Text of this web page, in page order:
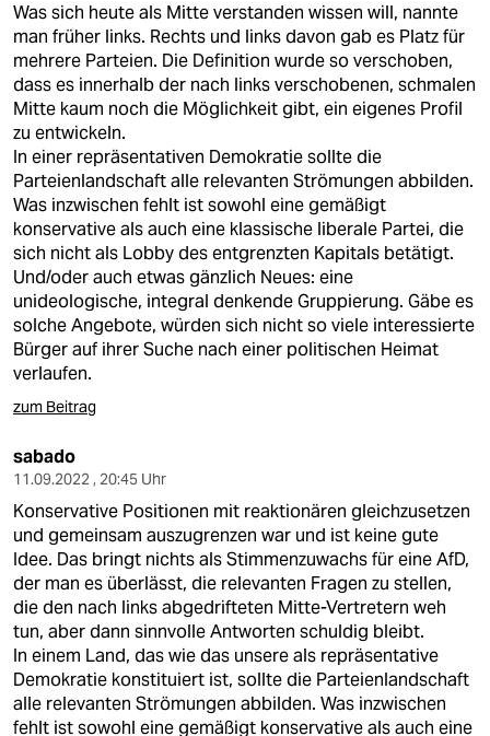
Was sich heute als Mitte verstanden wissen will, nannte
man früher links. Rechts und links davon gab es Platz für
mehrere Parteien. Die Definition wurde so verschoben,
dass es innerhalb der nach links verschobenen, schmalen
Mitte kaum noch die Möglichkeit gibt, ein eigenes Profil
zu entwickeln.
In einer repräsentativen Demokratie sollte die
Parteienlandschaft alle relevanten Strömungen abbilden.
Was inzwischen fehlt ist sowohl eine gemäßigt
konservative als auch eine klassische liberale Partei, die
sich nicht als Lobby des entgrenzten Kapitals betätigt.
Und/oder auch etwas gänzlich Neues: eine
unideologische, integral denkende Gruppierung. Gäbe es
solche Angebote, würden sich nicht so viele interessierte
Bürger auf ihrer Suche nach einer politischen Heimat
verlaufen.
zum Beitrag
sabado
11.09.2022 , 20:45 Uhr
Konservative Positionen mit reaktionären gleichzusetzen
und gemeinsam auszugrenzen war und ist keine gute
Idee. Das bringt nichts als Stimmenzuwachs für eine AfD,
der man es überlässt, die relevanten Fragen zu stellen,
die den nach links abgedrifteten Mitte-Vertretern weh
tun, aber dann sinnvolle Antworten schuldig bleibt.
In einem Land, das wie das unsere als repräsentative
Demokratie konstituiert ist, sollte die Parteienlandschaft
alle relevanten Strömungen abbilden. Was inzwischen
fehlt ist sowohl eine gemäßigt konservative als auch eine